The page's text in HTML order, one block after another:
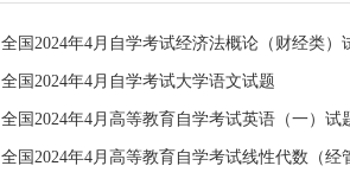
全国2024年4月自学考试大学语文试题
全国2024年4月高等教育自学考试英语（一）试
全国2024年4月高等教育自学考试线性代数（经